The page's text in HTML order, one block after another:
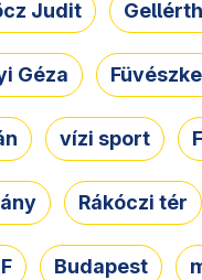
Judit
Géza
vízi sport
Rákóczi tér
Budapest